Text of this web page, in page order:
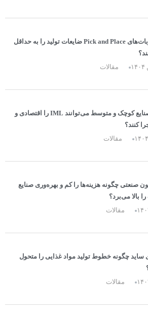
چگونه ربات‌های Pick and Place ضایعات تولید را به حداقل
مقالات
چگونه صنایع کوچک و متوسط می‌توانند IML را اقتصادی و
کنند؟
مقالات
صنعتی چگونه هزینه‌ها را کم و بهره‌وری صنایع
بالا می‌برد؟
مقالات
ساید چگونه خطوط تولید مواد غذایی را متحول
مقالات